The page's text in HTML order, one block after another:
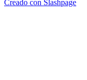
Creado con Slashpage